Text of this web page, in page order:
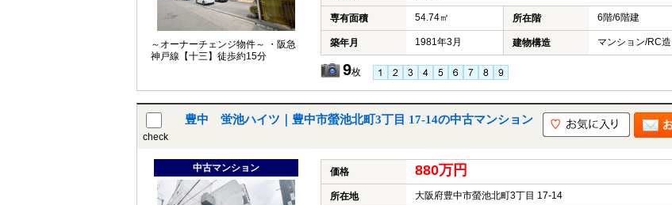
～オーナーチェンジ物件～ ・阪急
神戸線【十三】徒歩約15分
専有面積 54.74㎡ 所在階 6階/6階建
築年月 1981年3月 建物構造 マンション/RC造
9枚
check
豊中 蛍池ハイツ｜豊中市螢池北町3丁目 17-14の中古マンション
中古マンション 価格 880万円
所在地 大阪府豊中市螢池北町3丁目 17-14